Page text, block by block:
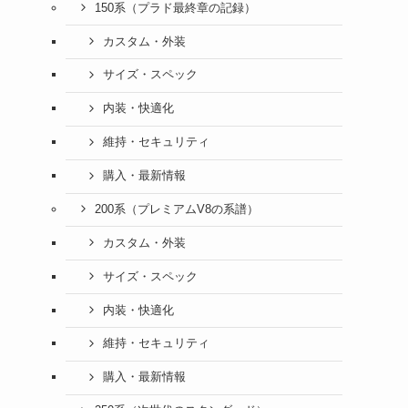
150系（プラド最終章の記録）
カスタム・外装
サイズ・スペック
内装・快適化
維持・セキュリティ
購入・最新情報
200系（プレミアムV8の系譜）
カスタム・外装
サイズ・スペック
内装・快適化
維持・セキュリティ
購入・最新情報